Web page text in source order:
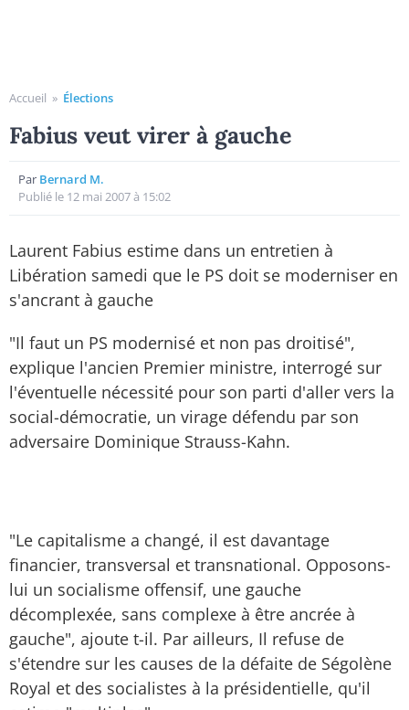
Accueil » Élections
Fabius veut virer à gauche
Par Bernard M.
Publié le 12 mai 2007 à 15:02
Laurent Fabius estime dans un entretien à
Libération samedi que le PS doit se moderniser en
s'ancrant à gauche
"Il faut un PS modernisé et non pas droitisé",
explique l'ancien Premier ministre, interrogé sur
l'éventuelle nécessité pour son parti d'aller vers la
social-démocratie, un virage défendu par son
adversaire Dominique Strauss-Kahn.
"Le capitalisme a changé, il est davantage
financier, transversal et transnational. Opposons-
lui un socialisme offensif, une gauche
décomplexée, sans complexe à être ancrée à
gauche", ajoute t-il. Par ailleurs, Il refuse de
s'étendre sur les causes de la défaite de Ségolène
Royal et des socialistes à la présidentielle, qu'il